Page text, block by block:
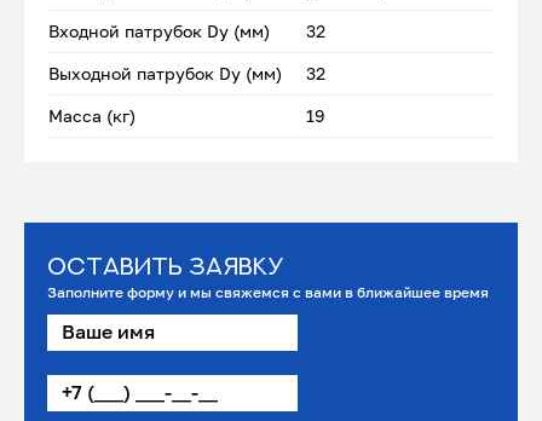
Входной патрубок Dу (мм) 32
Выходной патрубок Dу (мм) 32
Масса (кг) 19
Оставить заявку
Заполните форму и мы свяжемся с вами в ближайшее время